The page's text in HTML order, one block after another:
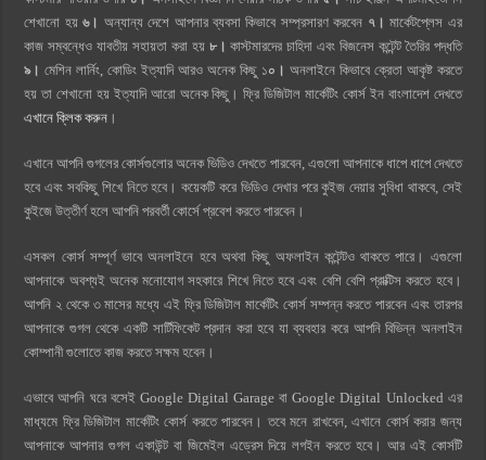
শেখানো হয়৬। অন্যান্য দেশে আপনার ব্যবসা কিভাবে সম্প্রসারণ করবেন ৭। মার্কেটপ্লেস এর
কাজ সম্বন্ধেও যাবতীয় সহায়তা করা হয় ৮।কাস্টমারদের চাহিদা এবং বিজনেস কন্টেন্ট তৈরির পদ্ধতি
৯। মেশিন লার্নিং, কোডিং ইত্যাদি আরও অনেক কিছু ১০। অনলাইনে কিভাবে ক্রেতা আকৃষ্ট করতে
হয় তা শেখানো হয় ইত্যাদি আরো অনেক কিছু। ফ্রি ডিজিটাল মার্কেটিং কোর্স ইন বাংলাদেশ দেখতে
এখানে ক্লিক করুন ।
এখানে আপনি গুগলের কোর্সগুলোর অনেক ভিডিও দেখতে পারবেন, এগুলো আপনাকে ধাপে ধাপে দেখতে
হবে এবং সবকিছু শিখে নিতে হবে। কয়েকটি করে ভিডিও দেখার পরে কুইজ দেয়ার সুবিধা থাকবে, সেই
কুইজে উত্তীর্ণ হলে আপনি পরবর্তী কোর্সে প্রবেশ করতে পারবেন।
এসকল কোর্স সম্পূর্ণ ভাবে অনলাইনে হবে অথবা কিছু অফলাইন কন্টেন্টও থাকতে পারে। এগুলো
আপনাকে অবশ্যই অনেক মনোযোগ সহকারে শিখে নিতে হবে এবং বেশি বেশি প্রাক্টিস করতে হবে।
আপনি ২ থেকে ৩ মাসের মধ্যে এই ফ্রি ডিজিটাল মার্কেটিং কোর্স সম্পন্ন করতে পারবেন এবং তারপর
আপনাকে গুগল থেকে একটি সার্টিফিকেট প্রদান করা হবে যা ব্যবহার করে আপনি বিভিন্ন অনলাইন
কোম্পানী গুলোতে কাজ করতে সক্ষম হবেন।
এভাবে আপনি ঘরে বসেই Google Digital Garage বা Google Digital Unlocked এর
মাধ্যমে ফ্রি ডিজিটাল মার্কেটিং কোর্স করতে পারবেন। তবে মনে রাখবেন, এখানে কোর্স করার জন্য
আপনাকে আপনার গুগল একাউন্ট বা জিমেইল এড্রেস দিয়ে লগইন করতে হবে। আর এই কোর্সটি